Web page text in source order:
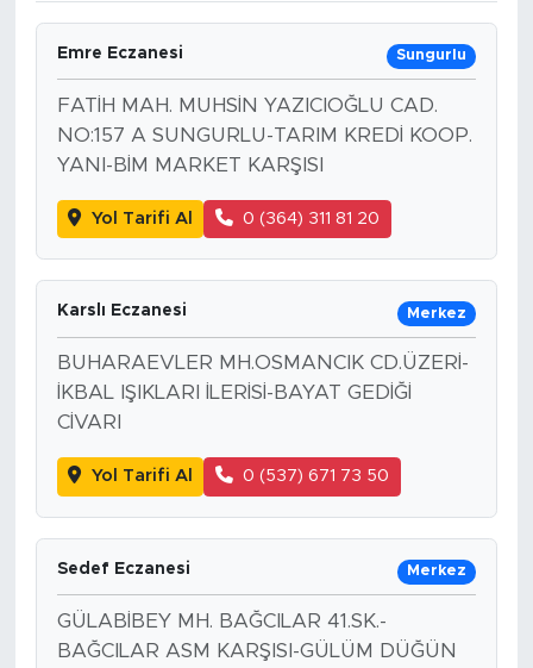
Emre Eczanesi Sungurlu
FATİH MAH. MUHSİN YAZICIOĞLU CAD.
NO:157 A SUNGURLU-TARIM KREDİ KOOP.
YANI-BİM MARKET KARŞISI
Yol Tarifi Al 0 (364) 311 81 20
Karslı Eczanesi Merkez
BUHARAEVLER MH.OSMANCIK CD.ÜZERİ-
İKBAL IŞIKLARI İLERİSİ-BAYAT GEDİĞİ
CİVARI
Yol Tarifi Al 0 (537) 671 73 50
Sedef Eczanesi Merkez
GÜLABİBEY MH. BAĞCILAR 41.SK.-
BAĞCILAR ASM KARŞISI-GÜLÜM DÜĞÜN